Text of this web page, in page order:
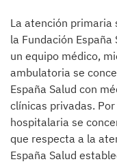
La atención primaria
la Fundación
un equipo médico,
ambulatoria se
España Salud con
clínicas privadas.
hospitalaria se
que respecta a la
España Salud